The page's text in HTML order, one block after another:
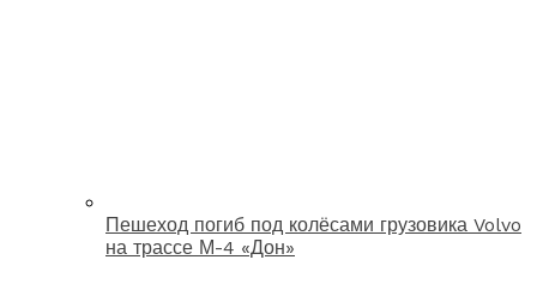
Пешеход погиб под колёсами грузовика Volvo
на трассе М-4 «Дон»